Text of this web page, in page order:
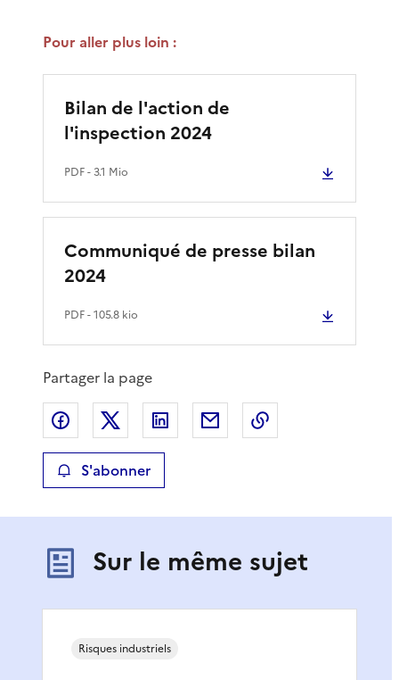
Pour aller plus loin :
Bilan de l'action de
l'inspection 2024
PDF- 3.1 Mio
Communiqué de presse bilan
2024
PDF- 105.8 kio
Partager la page
Partager sur Facebook
Partager sur XPartager sur LinkedIn
Partager par email
S'abonner
Sur le même sujet
Risques industriels